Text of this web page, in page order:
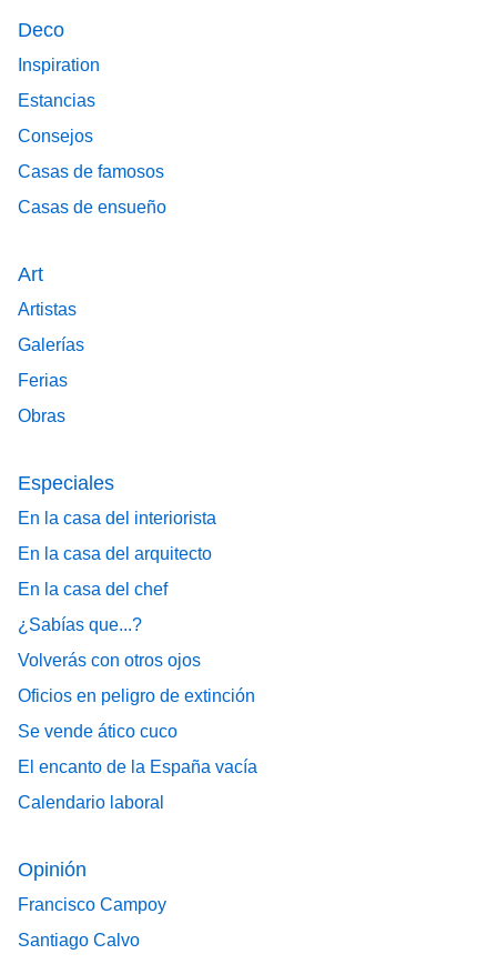
Deco
Inspiration
Estancias
Consejos
Casas de famosos
Casas de ensueño
Art
Artistas
Galerías
Ferias
Obras
Especiales
En la casa del interiorista
En la casa del arquitecto
En la casa del chef
¿Sabías que...?
Volverás con otros ojos
Oficios en peligro de extinción
Se vende ático cuco
El encanto de la España vacía
Calendario laboral
Opinión
Francisco Campoy
Santiago Calvo